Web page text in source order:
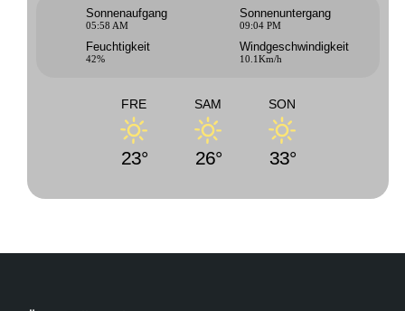
Sonnenaufgang
05:58 AM
Sonnenuntergang
09:04 PM
Feuchtigkeit
42%
Windgeschwindigkeit
10.1Km/h
FRE
23°
SAM
26°
SON
33°